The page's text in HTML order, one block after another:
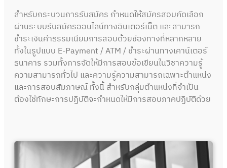
สำหรับกระบวนการรับสมัคร กำหนดให้สมัครสอบคัดเลือก
ผ่านระบบรับสมัครออนไลน์ทางอินเตอร์เน็ต และสามารถ
ชำระเงินค่าธรรมเนียมการสอบด้วยช่องทางที่หลากหลาย
ทั้งในรูปแบบ E-Payment / ATM / ชำระผ่านทางเคาน์เตอร์
ธนาคาร รวมทั้งการจัดให้มีการสอบข้อเขียนในวิชาความรู้
ความสามารถทั่วไป และความรู้ความสามารถเฉพาะตำแหน่ง
และการสอบสัมภาษณ์ ทั้งนี้ สำหรับกลุ่มตำแหน่งที่จำเป็น
ต้องใช้ทักษะการปฏิบัติจะกำหนดให้มีการสอบภาคปฏิบัติด้วย